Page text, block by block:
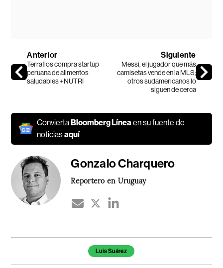
Anterior
Terraflos compra startup
peruana de alimentos
saludables +NUTRI
Siguiente
Messi, el jugador que más
camisetas vende en la MLS;
otros sudamericanos lo
siguen de cerca
ConviertaBloomberg Línea en su fuente de
noticiasaquí
Gonzalo Charquero
Reportero en Uruguay
Temas de este artículoLuis Suárez